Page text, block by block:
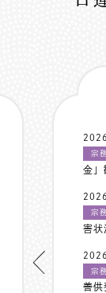
宗
金」
宗
害状
宗
善供